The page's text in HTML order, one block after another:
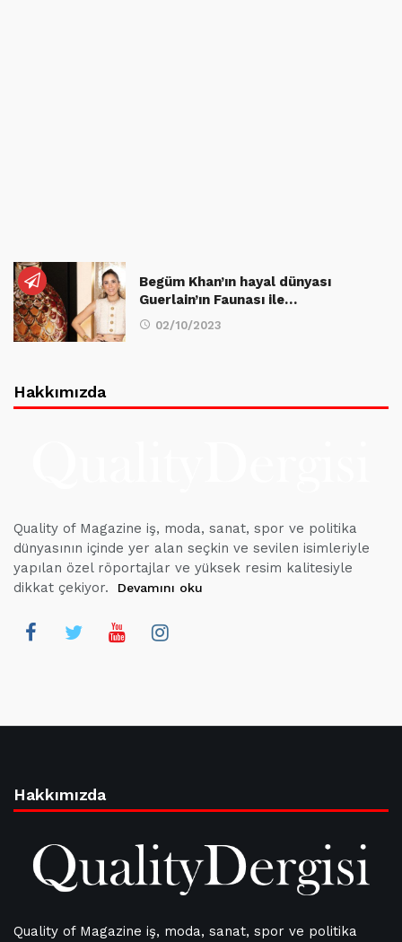
Begüm Khan’ın hayal dünyası
Guerlain’ın Faunası ile…
02/10/2023
Hakkımızda
Quality of Magazine iş, moda, sanat, spor ve politika
dünyasının içinde yer alan seçkin ve sevilen isimleriyle
yapılan özel röportajlar ve yüksek resim kalitesiyle
dikkat çekiyor.
Devamını oku
Hakkımızda
Quality of Magazine iş, moda, sanat, spor ve politika